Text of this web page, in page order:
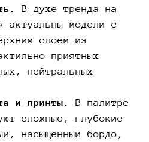
В духе тренда на
актуальны модели с
слоем из
приятных
нейтральных
и принты.
В палитре
сложные, глубокие
насыщенный бордо,